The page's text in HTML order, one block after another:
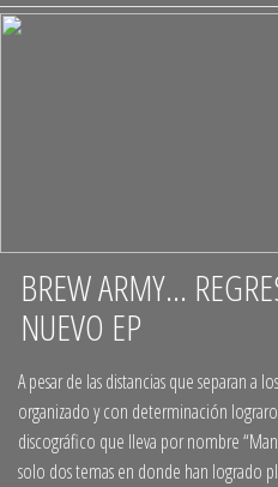
BREW ARMY…
NUEVO EP
A pesar de las distancias que separan a
organizado y con determinación
discográfico que lleva por nombre
solo dos temas en donde han logrado